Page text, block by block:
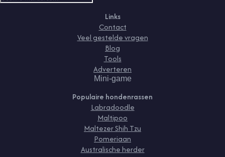
Links
Contact
Veel gestelde vragen
Blog
Tools
Adverteren
Mini-game
Populaire hondenrassen
Labradoodle
Maltipoo
Maltezer Shih Tzu
Pomeriaan
Australische herder